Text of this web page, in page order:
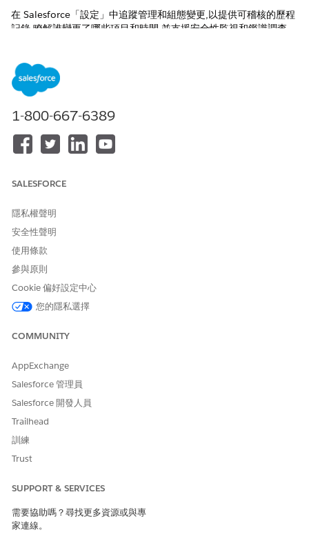
在 Salesforce「設定」中追蹤管理和組態變更,以提供可稽核的歷程
記錄,瞭解誰變更了哪些項目和時間,並支援安全性監視和鑑識調查。
「設定稽核追蹤」會記錄重要的管理員活動,例如設定檔和權限變
更、新應用程式或整合組態、安全性設定更新,以及中繼資料變更。
由於 Salesforce 僅原生保留有限的歷程記錄,因此公司必須定期在外
部匯出和儲存這些記錄,以符合長期稽核和合規性需求。
建議組態
Salesforce 中)。在「檢視設定稽核追蹤設定」頁面上,按一下「
安全性影響
定期匯出和保留「設定稽核追蹤」記錄可保留對歷程記錄管理員動
作的可視性、協助偵測未經授權或有風險的變更,並支援安全性事件
後的根本原因分析。
業務影響
長期稽核追蹤保留支援內部稽核、法規審查和變更管理審查,減少合
未設定安全性風險
管理「稽核追蹤」記錄的保留不足。
避免偵測到未經授權的組態變更和管理員濫用時,失敗的風險增加。
估計 CVSS 分數範圍
高 (7.0–8.9)。
1-800-667-6389
SALESFORCE
隱私權聲明
安全性聲明
使用條款
參與原則
Cookie 偏好設定中心
您的隱私選擇
COMMUNITY
AppExchange
Salesforce 管理員
Salesforce 開發人員
Trailhead
訓練
Trust
SUPPORT & SERVICES
需要協助嗎？尋找更多資源或與專
家連線。